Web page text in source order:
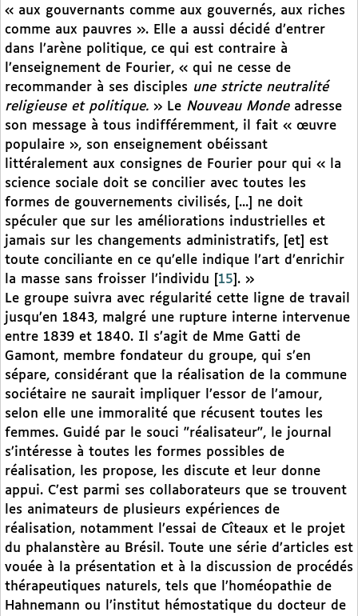
« aux gouvernants comme aux gouvernés, aux riches
comme aux pauvres ». Elle a aussi décidé d’entrer
dans l’arène politique, ce qui est contraire à
l’enseignement de Fourier, « qui ne cesse de
recommander à ses disciples une stricte neutralité
religieuse et politique. » Le Nouveau Mondeadresse
son message à tous indifféremment, il fait « œuvre
populaire », son enseignement obéissant
littéralement aux consignes de Fourier pour qui « la
science sociale doit se concilier avec toutes les
formes de gouvernements civilisés, [...] ne doit
spéculer que sur les améliorations industrielles et
jamais sur les changements administratifs, [et] est
toute conciliante en ce qu’elle indique l’art d’enrichir
la masse sans froisser l’individu
15 . »
Le groupe suivra avec régularité cette ligne de travail
jusqu’en 1843, malgré une rupture interne intervenue
entre 1839 et 1840. Il s’agit de Mme Gatti de
Gamont, membre fondateur du groupe, qui s’en
sépare, considérant que la réalisation de la commune
sociétaire ne saurait impliquer l’essor de l’amour,
selon elle une immoralité que récusent toutes les
femmes. Guidé par le souci "réalisateur", le journal
s’intéresse à toutes les formes possibles de
réalisation, les propose, les discute et leur donne
appui. C’est parmi ses collaborateurs que se trouvent
les animateurs de plusieurs expériences de
réalisation, notamment l’essai de Cîteaux et le projet
du phalanstère au Brésil. Toute une série d’articles est
vouée à la présentation et à la discussion de procédés
thérapeutiques naturels, tels que l’homéopathie de
Hahnemann ou l’institut hémostatique du docteur de